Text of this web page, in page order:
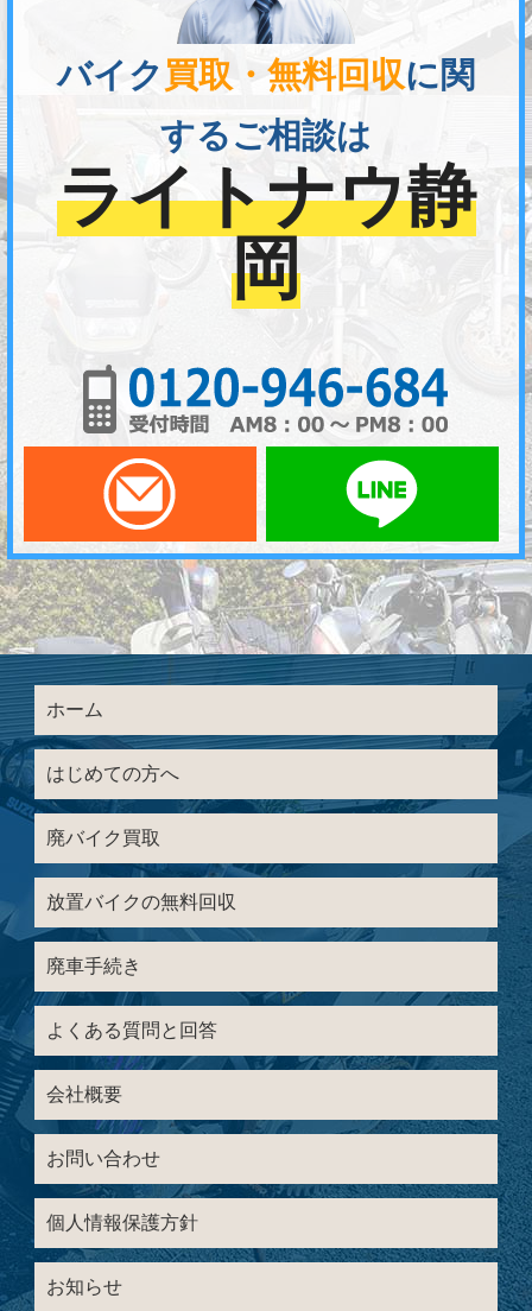
バイク 買取・無料回収に関
するご相談は
ライトナウ静
岡
メールでお問い合わせ
ホーム
はじめての方へ
廃バイク買取
放置バイクの無料回収
廃車手続き
よくある質問と回答
会社概要
お問い合わせ
個人情報保護方針
お知らせ